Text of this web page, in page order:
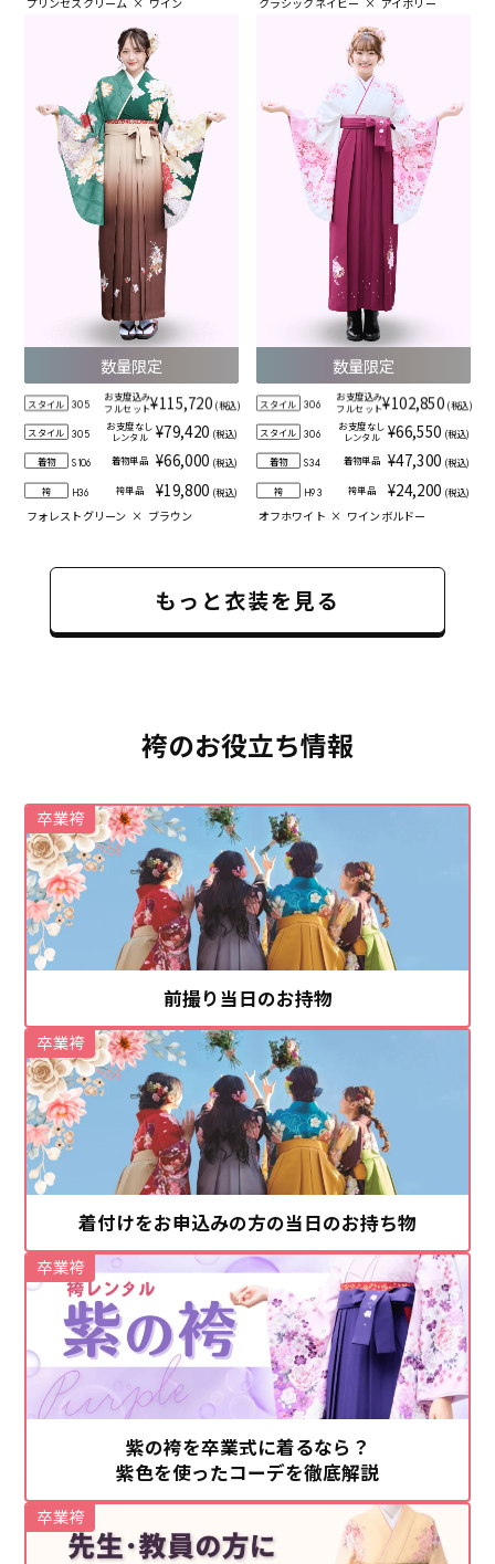
数量限定
スタイル 305
お支度込み
フルセット¥115,720 (税込)
スタイル 305
お支度なし
レンタル
¥79,420 (税込)
着物 S106 着物単品 ¥66,000 (税込)
袴 H36 袴単品 ¥19,800 (税込)
フォレストグリーン × ブラウン
数量限定
スタイル 306
お支度込み
フルセット¥102,850 (税込)
スタイル 306
お支度なし
レンタル ¥66,550 (税込)
着物 S34 着物単品 ¥47,300 (税込)
袴 H93 袴単品 ¥24,200 (税込)
オフホワイト × ワインボルドー
もっと衣装を見る
袴のお役立ち情報
前撮り当日のお持物
卒業袴
着付けをお申込みの方の当日のお持ち物
卒業袴
紫の袴を卒業式に着るなら？
紫色を使ったコーデを徹底解説
卒業袴
卒業袴